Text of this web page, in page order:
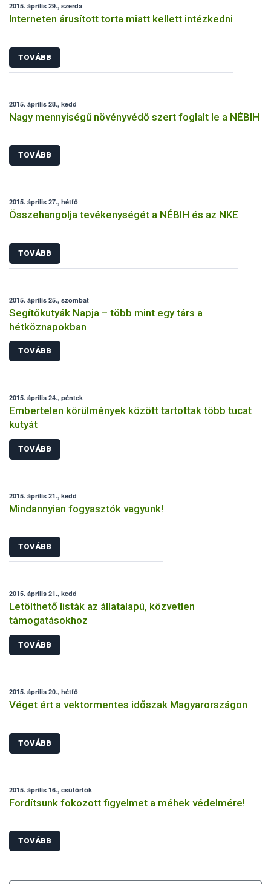
2015. április 29., szerda
Interneten árusított torta miatt kellett intézkedni
TOVÁBB
2015. április 28., kedd
Nagy mennyiségű növényvédő szert foglalt le a NÉBIH
TOVÁBB
2015. április 27., hétfő
Összehangolja tevékenységét a NÉBIH és az NKE
TOVÁBB
2015. április 25., szombat
Segítőkutyák Napja – több mint egy társ a
hétköznapokban
TOVÁBB
2015. április 24., péntek
Embertelen körülmények között tartottak több tucat
kutyát
TOVÁBB
2015. április 21., kedd
Mindannyian fogyasztók vagyunk!
TOVÁBB
2015. április 21., kedd
Letölthető listák az állatalapú, közvetlen
támogatásokhoz
TOVÁBB
2015. április 20., hétfő
Véget ért a vektormentes időszak Magyarországon
TOVÁBB
2015. április 16., csütörtök
Fordítsunk fokozott figyelmet a méhek védelmére!
TOVÁBB